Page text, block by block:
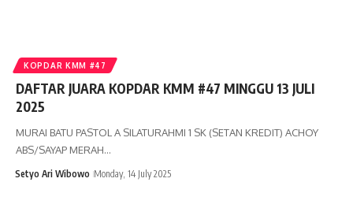
KOPDAR KMM #47
DAFTAR JUARA KOPDAR KMM #47 MINGGU 13 JULI
2025
MURAI BATU PASTOL A SILATURAHMI 1 SK (SETAN KREDIT) ACHOY
ABS/SAYAP MERAH…
Setyo Ari Wibowo Monday, 14 July 2025